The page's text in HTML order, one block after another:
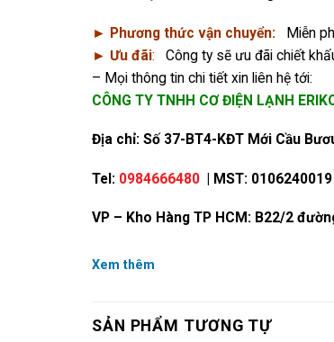
► Phương thức vận chuyển: Miễn
► Ưu đãi: Công ty sẽ ưu đãi chiết
– Mọi thông tin chi tiết xin liên hệ tới:
CÔNG TY TNHH CƠ ĐIỆN LẠNH
Địa chỉ: Số 37-BT4-KĐT Mới Cầu
Tel: 0984666480 | MST:
VP – Kho Hàng TP HCM: B22/2
Xem thêm
SẢN PHẨM TƯƠNG TỰ